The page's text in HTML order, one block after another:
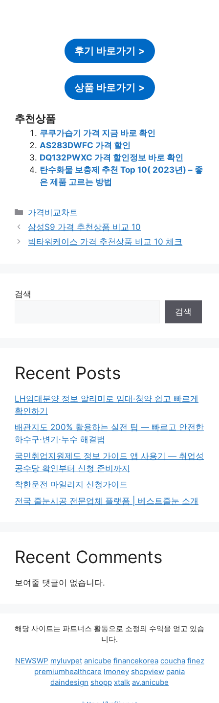
후기 바로가기 >
상품 바로가기 >
추천상품
쿠쿠가습기 가격 지금 바로 확인
AS283DWFC 가격 할인
DQ132PWXC 가격 할인정보 바로 확인
탄수화물 보충제 추천 Top 10( 2023년) – 좋
은 제품 고르는 방법
카
테
고
리
가격비교차트
삼성S9 가격 추천상품 비교 10
빅타워케이스 가격 추천상품 비교 10 체크
검색
검색
Recent Posts
LH임대분양 정보 알리미로 임대·청약 쉽고 빠르게
확인하기
배관지도 200% 활용하는 실전 팁 — 빠르고 안전한
하수구·변기·누수 해결법
국민취업지원제도 정보 가이드 앱 사용기 — 취업성
공수당 확인부터 신청 준비까지
착한운전 마일리지 신청가이드
전국 줄눈시공 전문업체 플랫폼 | 베스트줄눈 소개
Recent Comments
보여줄 댓글이 없습니다.
해당 사이트는 파트너스 활동으로 소정의 수익을 얻고 있습
니다.
NEWSWP myluvpet anicube financekorea coucha finez
premiumhealthcare lmoney shopview pania
daindesign shopp xtalk av.anicube